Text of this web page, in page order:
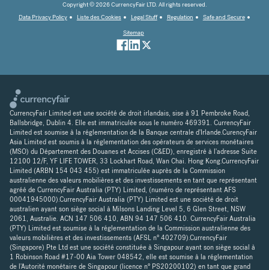
Copyright © 2026 CurrencyFair LTD. All rights reserved.
Data Privacy Policy
Liste des Cookies Legal Stuff Regulation
Safe and Secure
Sitemap
CurrencyFair Limited est une société de droit irlandais, sise à 91 Pembroke Road,
Ballsbridge, Dublin 4. Elle est immatriculée sous le numéro 469391. CurrencyFair
Limited est soumise à la réglementation de la Banque centrale d'Irlande.CurencyFair
Asia Limited est soumis à la réglementation des opérateurs de services monétaires
(MSO) du Département des Douanes et Accises (C&ED), enregistré à l'adresse Suite
12100 12/F, YF LIFE TOWER, 33 Lockhart Road, Wan Chai. Hong Kong.CurrencyFair
Limited (ARBN 154 043 455) est immatriculée auprès de la Commission
australienne des valeurs mobilières et des investissements en tant que représentant
agréé de CurrencyFair Australia (PTY) Limited, (numéro de représentant AFS
00041945000).CurrencyFair Australia (PTY) Limited est une société de droit
australien ayant son siège social à Milsons Landing Level 5, 6 Glen Street, NSW
2061, Australie. ACN 147 506 410, ABN 94 147 506 410. CurrencyFair Australia
(PTY) Limited est soumise à la réglementation de la Commission australienne des
valeurs mobilières et des investissements (AFSL n° 402709).CurrencyFair
(Singapore) Pte Ltd est une société constituée à Singapour ayant son siège social à
1 Robinson Road #17-00 Aia Tower 048542, elle est soumise à la réglementation
de l'Autorité monétaire de Singapour (licence n° PS20200102) en tant que grand